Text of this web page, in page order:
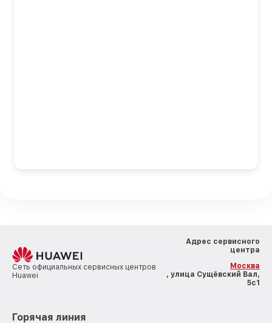
Сеть официальных сервисных центров
Huawei
Адрес сервисного
центра
Москва
, улица Сущёвский Вал,
5с1
Горячая линия